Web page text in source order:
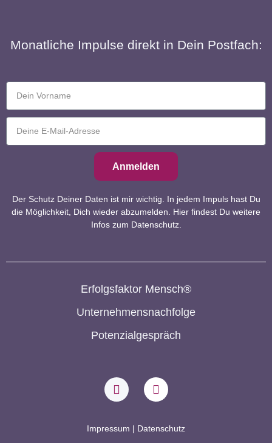
Monatliche Impulse direkt in Dein Postfach:
Anmelden
Der Schutz Deiner Daten ist mir wichtig. In jedem Impuls hast Du
die Möglichkeit, Dich wieder abzumelden. Hier findest Du weitere
Infos zum Datenschutz.
Erfolgsfaktor Mensch®
Unternehmensnachfolge
Potenzialgespräch
Impressum | Datenschutz